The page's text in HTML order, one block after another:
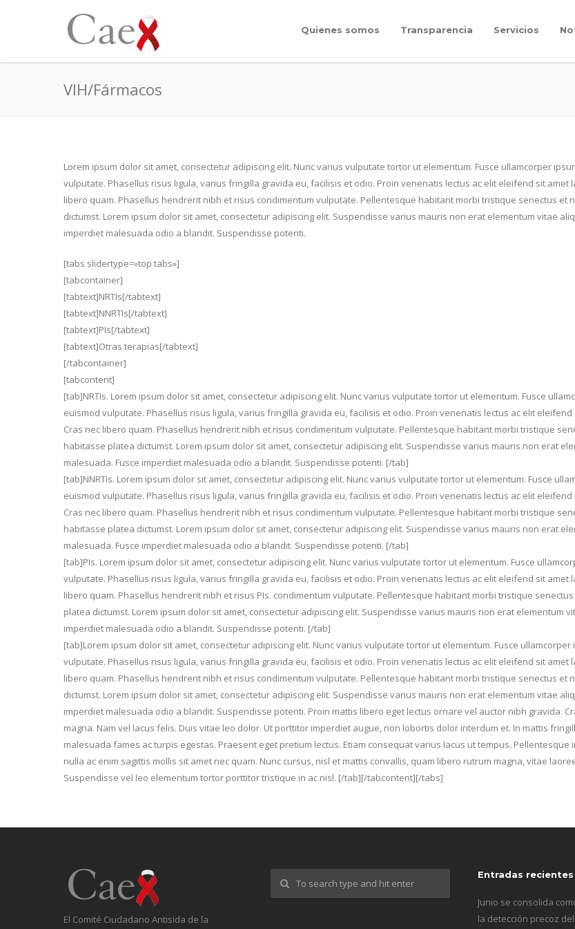
Quienes somos Transparencia Servicios
VIH/Fármacos
Lorem ipsum dolor sit amet, consectetur adipiscing elit. Nunc varius vulputate tortor ut elementum. Fusce ullamcorper
vulputate. Phasellus risus ligula, varius fringilla gravida eu, facilisis et odio. Proin venenatis lectus ac elit eleifend sit
libero quam. Phasellus hendrerit nibh et risus condimentum vulputate. Pellentesque habitant morbi tristique senectus
dictumst. Lorem ipsum dolor sit amet, consectetur adipiscing elit. Suspendisse varius mauris non erat elementum vitae
imperdiet malesuada odio a blandit. Suspendisse potenti.
[tabs slidertype=»top tabs»]
[tabcontainer]
[tabtext]NRTIs[/tabtext]
[tabtext]NNRTIs[/tabtext]
[tabtext]PIs[/tabtext]
[tabtext]Otras terapias[/tabtext]
[/tabcontainer]
[tabcontent]
[tab]NRTIs. Lorem ipsum dolor sit amet, consectetur adipiscing elit. Nunc varius vulputate tortor ut elementum. Fusce
euismod vulputate. Phasellus risus ligula, varius fringilla gravida eu, facilisis et odio. Proin venenatis lectus ac elit
Cras nec libero quam. Phasellus hendrerit nibh et risus condimentum vulputate. Pellentesque habitant morbi tristique
habitasse platea dictumst. Lorem ipsum dolor sit amet, consectetur adipiscing elit. Suspendisse varius mauris non erat
malesuada. Fusce imperdiet malesuada odio a blandit. Suspendisse potenti. [/tab]
[tab]NNRTIs. Lorem ipsum dolor sit amet, consectetur adipiscing elit. Nunc varius vulputate tortor ut elementum. Fusce
euismod vulputate. Phasellus risus ligula, varius fringilla gravida eu, facilisis et odio. Proin venenatis lectus ac elit
Cras nec libero quam. Phasellus hendrerit nibh et risus condimentum vulputate. Pellentesque habitant morbi tristique
habitasse platea dictumst. Lorem ipsum dolor sit amet, consectetur adipiscing elit. Suspendisse varius mauris non erat
malesuada. Fusce imperdiet malesuada odio a blandit. Suspendisse potenti. [/tab]
[tab]PIs. Lorem ipsum dolor sit amet, consectetur adipiscing elit. Nunc varius vulputate tortor ut elementum. Fusce
vulputate. Phasellus risus ligula, varius fringilla gravida eu, facilisis et odio. Proin venenatis lectus ac elit eleifend sit
libero quam. Phasellus hendrerit nibh et risus PIs. condimentum vulputate. Pellentesque habitant morbi tristique
platea dictumst. Lorem ipsum dolor sit amet, consectetur adipiscing elit. Suspendisse varius mauris non erat elementum
imperdiet malesuada odio a blandit. Suspendisse potenti. [/tab]
[tab]Lorem ipsum dolor sit amet, consectetur adipiscing elit. Nunc varius vulputate tortor ut elementum. Fusce
vulputate. Phasellus risus ligula, varius fringilla gravida eu, facilisis et odio. Proin venenatis lectus ac elit eleifend sit
libero quam. Phasellus hendrerit nibh et risus condimentum vulputate. Pellentesque habitant morbi tristique senectus
dictumst. Lorem ipsum dolor sit amet, consectetur adipiscing elit. Suspendisse varius mauris non erat elementum vitae
imperdiet malesuada odio a blandit. Suspendisse potenti. Proin mattis libero eget lectus ornare vel auctor nibh gravida.
magna. Nam vel lacus felis. Duis vitae leo dolor. Ut porttitor imperdiet augue, non lobortis dolor interdum et. In mattis
malesuada fames ac turpis egestas. Praesent eget pretium lectus. Etiam consequat varius lacus ut tempus.
nulla ac enim sagittis mollis sit amet nec quam. Nunc cursus, nisl et mattis convallis, quam libero rutrum magna, vitae
Suspendisse vel leo elementum tortor porttitor tristique in ac nisl. [/tab][/tabcontent][/tabs]
El Comité Ciudadano Antisida de la
Entradas recientes
Junio se consolida
la detección precoz del